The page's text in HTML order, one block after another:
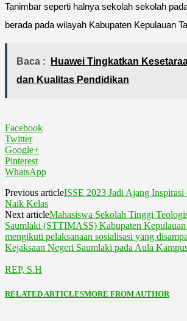
Tanimbar seperti halnya sekolah sekolah
berada pada wilayah Kabupaten Kepulauan
Baca :
Huawei Tingkatkan
dan Kualitas Pendidikan
Facebook
Twitter
Google+
Pinterest
WhatsApp
Previous articleISSE 2023 Jadi Ajang
Naik Kelas
Next articleMahasiswa Sekolah Tinggi
Saumlaki (STTIMASS) Kabupaten
mengikuti pelaksanaan sosialisasi yang
Kejaksaan Negeri Saumlaki pada Aula
REP, S.H
RELATED ARTICLESMORE FROM AUTHOR